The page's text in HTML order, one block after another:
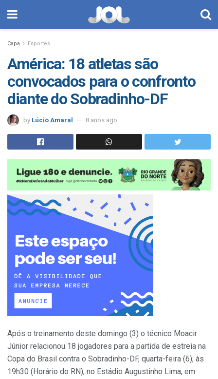
Capa Esportes
América: 18 atletas são
convocados para o confronto
diante do Sobradinho-DF
by Lúcio Amaral 8 anos ago
Após o treinamento deste domingo (3) o técnico Moacir
Júnior relacionou 18 jogadores para a partida de estreia na
Copa do Brasil contra o Sobradinho-DF, quarta-feira (6), às
19h30 (Horário do RN), no Estádio Augustinho Lima, em